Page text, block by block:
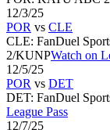
12/3/25
POR vs CLE
CLE: FanDuel
2/KUNPWatch on
12/5/25
POR vs DET
DET: FanDuel
League Pass
12/7/25